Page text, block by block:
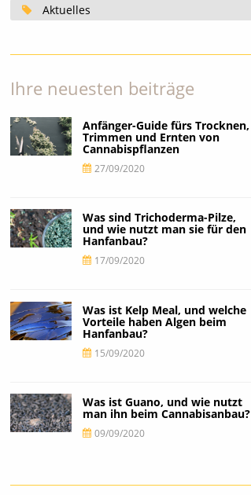
Aktuelles
Ihre neuesten beiträge
Anfänger-Guide fürs Trocknen,
Trimmen und Ernten von
Cannabispflanzen
27/09/2020
Was sind Trichoderma-Pilze,
und wie nutzt man sie für den
Hanfanbau?
17/09/2020
Was ist Kelp Meal, und welche
Vorteile haben Algen beim
Hanfanbau?
15/09/2020
Was ist Guano, und wie nutzt
man ihn beim Cannabisanbau?
09/09/2020